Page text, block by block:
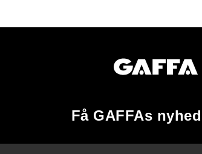
Få GAFFAs